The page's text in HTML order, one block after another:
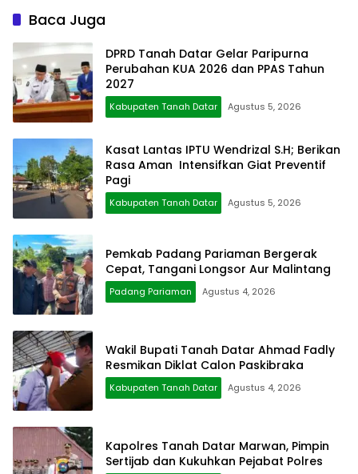
Baca Juga
DPRD Tanah Datar Gelar Paripurna
Perubahan KUA 2026 dan PPAS Tahun
2027
Kabupaten Tanah Datar Agustus 5, 2026
Kasat Lantas IPTU Wendrizal S.H; Berikan
Rasa Aman Intensifkan Giat Preventif
Pagi
Kabupaten Tanah Datar Agustus 5, 2026
Pemkab Padang Pariaman Bergerak
Cepat, Tangani Longsor Aur Malintang
Padang Pariaman Agustus 4, 2026
Wakil Bupati Tanah Datar Ahmad Fadly
Resmikan Diklat Calon Paskibraka
Kabupaten Tanah Datar Agustus 4, 2026
Kapolres Tanah Datar Marwan, Pimpin
Sertijab dan Kukuhkan Pejabat Polres